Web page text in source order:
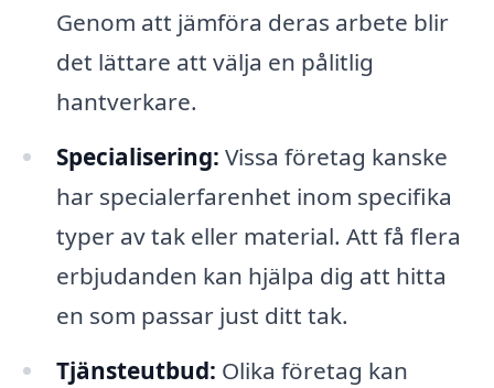
Genom att jämföra deras arbete blir
det lättare att välja en pålitlig
hantverkare.
Specialisering: Vissa företag kanske
har specialerfarenhet inom specifika
typer av tak eller material. Att få flera
erbjudanden kan hjälpa dig att hitta
en som passar just ditt tak.
Tjänsteutbud: Olika företag kan